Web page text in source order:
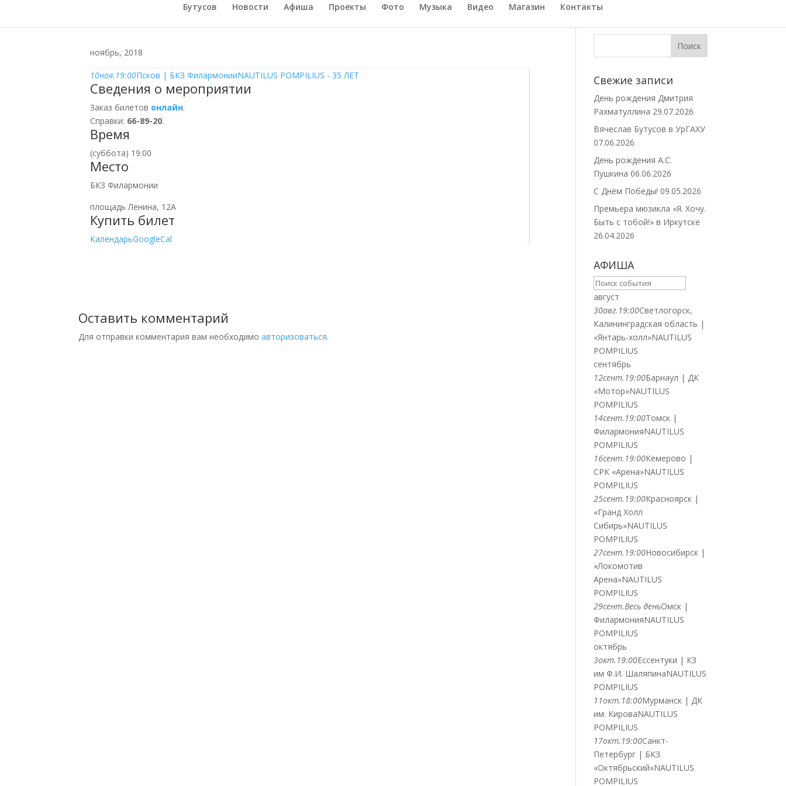
Бутусов Новости Афиша Проекты Фото Музыка Видео Магазин Контакты
ноябрь, 2018
10ноя. 19:00Псков | БКЗ ФилармонииNAUTILUS POMPILIUS - 35 ЛЕТ
Сведения о мероприятии
Заказ билетов онлайн.
Справки: 66-89-20.
Время
(суббота) 19:00
Место
БКЗ Филармонии
площадь Ленина, 12А
Купить билет
КалендарьGoogleCal
Оставить комментарий
Для отправки комментария вам необходимоавторизоваться.
Свежие записи
День рождения Дмитрия
Рахматуллина 29.07.2026
Вячеслав Бутусов в УрГАХУ
07.06.2026
День рождения А.С.
Пушкина 06.06.2026
С Днём Победы! 09.05.2026
Премьера мюзикла «Я. Хочу.
Быть с тобой!» в Иркутске
26.04.2026
АФИША
август
30авг. 19:00Светлогорск,
Калининградская область |
«Янтарь-холл»NAUTILUS
POMPILIUS
сентябрь
12сент. 19:00Барнаул | ДК
«Мотор»NAUTILUS
POMPILIUS
14сент. 19:00Томск |
ФилармонияNAUTILUS
POMPILIUS
16сент. 19:00Кемерово |
СРК «Арена»NAUTILUS
POMPILIUS
25сент. 19:00Красноярск |
«Гранд Холл
Сибирь»NAUTILUS
POMPILIUS
27сент. 19:00Новосибирск |
«Локомотив
Арена»NAUTILUS
POMPILIUS
29сент.Весь деньОмск |
ФилармонияNAUTILUS
POMPILIUS
октябрь
3окт. 19:00Ессентуки | КЗ
им Ф.И. ШаляпинаNAUTILUS
POMPILIUS
11окт. 18:00Мурманск | ДК
им. КироваNAUTILUS
POMPILIUS
17окт. 19:00Санкт-
Петербург | БКЗ
«Октябрьский»NAUTILUS
POMPILIUS